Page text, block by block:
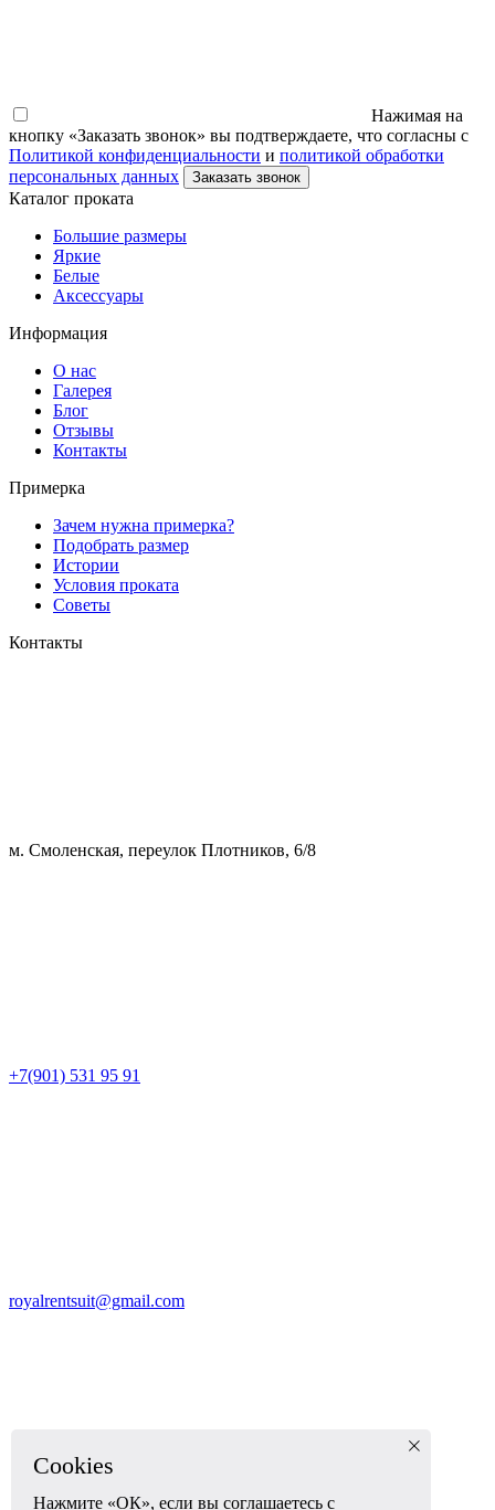
Нажимая на
кнопку «Заказать звонок» вы подтверждаете, что согласны с
Политикой конфиденциальности и политикой обработки
персональных данных
Заказать звонок
Каталог проката
Большие размеры
Яркие
Белые
Аксессуары
Информация
О нас
Галерея
Блог
Отзывы
Контакты
Примерка
Зачем нужна примерка?
Подобрать размер
Истории
Условия проката
Советы
Контакты
м. Смоленская, переулок Плотников, 6/8
+7(901) 531 95 91
royalrentsuit@gmail.com
Cookies
Нажмите «ОК», если вы соглашаетесь с